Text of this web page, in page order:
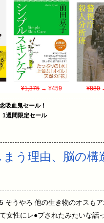
¥1,375→ ¥459 ¥880
吸血鬼セール！
1週間限定セール
まう理由、脳の
うやろ 他の生き物のオスも
性にレ●プされたみたいな話